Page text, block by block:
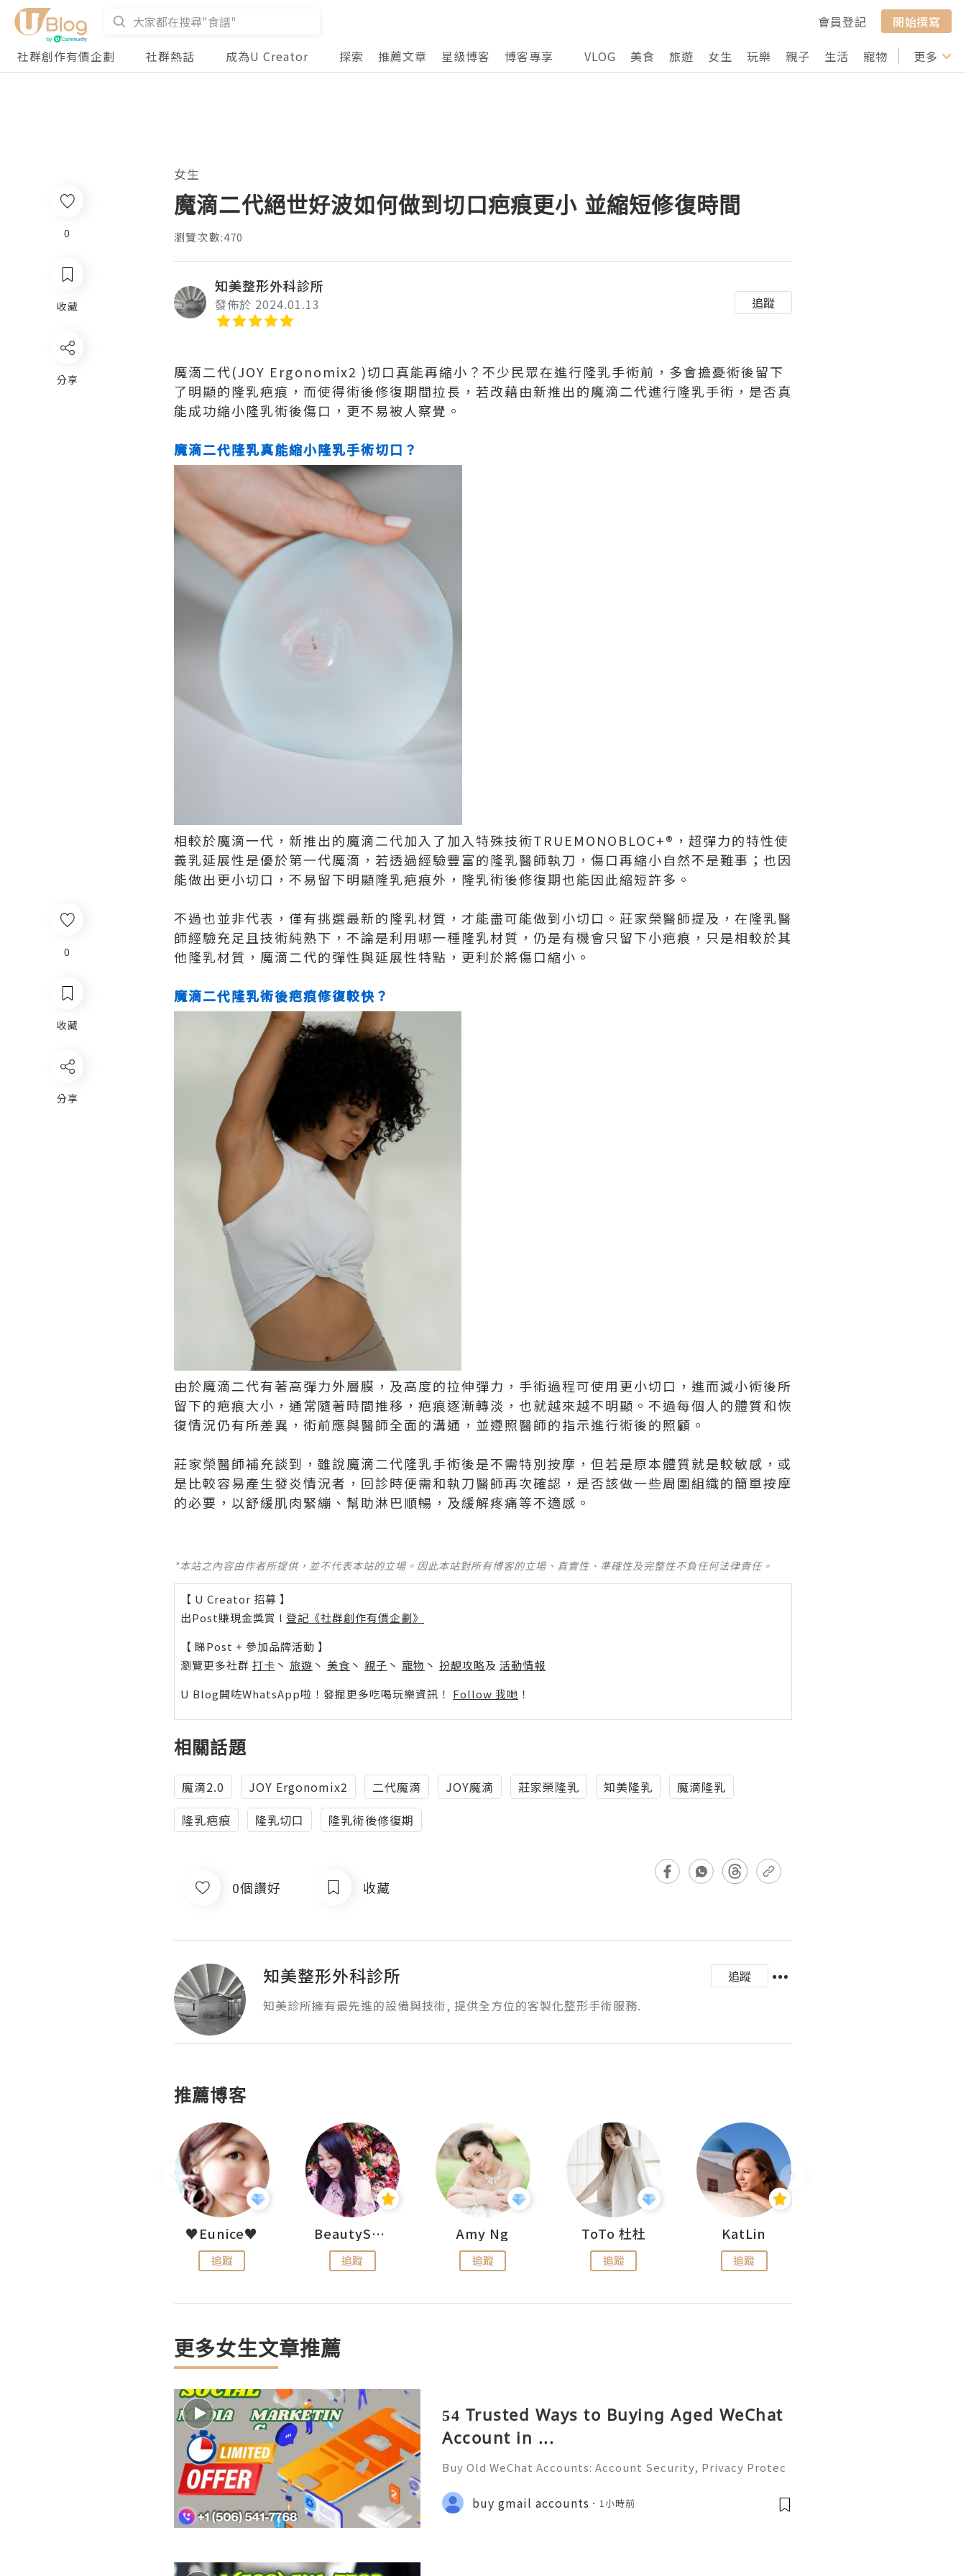
會員登記
開始撰寫
社群創作有價企劃
社群熱話 成為U Creator 探索 推薦文章 星級博客 博客專享 VLOG 美食 旅遊 女生 玩樂 親子 生活 寵物 行山 打卡
更多
0
收藏
分享
女生
魔滴二代絕世好波如何做到切口疤痕更小 並縮短修復時間
瀏覽次數:470
知美整形外科診所
發佈於 2024.01.13 追蹤
魔滴二代(JOY Ergonomix2 )切口真能再縮小？不少民眾在進行隆乳手術前，多會擔憂術後留下
了明顯的隆乳疤痕，而使得術後修復期間拉長，若改藉由新推出的魔滴二代進行隆乳手術，是否真
能成功縮小隆乳術後傷口，更不易被人察覺。
魔滴二代隆乳真能縮小隆乳手術切口？
相較於魔滴一代，新推出的魔滴二代加入了加入特殊技術TRUEMONOBLOC+®，超彈力的特性使
義乳延展性是優於第一代魔滴，若透過經驗豐富的隆乳醫師執刀，傷口再縮小自然不是難事；也因
能做出更小切口，不易留下明顯隆乳疤痕外，隆乳術後修復期也能因此縮短許多。
不過也並非代表，僅有挑選最新的隆乳材質，才能盡可能做到小切口。莊家榮醫師提及，在隆乳醫
師經驗充足且技術純熟下，不論是利用哪一種隆乳材質，仍是有機會只留下小疤痕，只是相較於其
他隆乳材質，魔滴二代的彈性與延展性特點，更利於將傷口縮小。
魔滴二代隆乳術後疤痕修復較快？
由於魔滴二代有著高彈力外層膜，及高度的拉伸彈力，手術過程可使用更小切口，進而減小術後所
留下的疤痕大小，通常隨著時間推移，疤痕逐漸轉淡，也就越來越不明顯。不過每個人的體質和恢
復情況仍有所差異，術前應與醫師全面的溝通，並遵照醫師的指示進行術後的照顧。
莊家榮醫師補充談到，雖說魔滴二代隆乳手術後是不需特別按摩，但若是原本體質就是較敏感，或
是比較容易產生發炎情況者，回診時便需和執刀醫師再次確認，是否該做一些周圍組織的簡單按摩
的必要，以舒緩肌肉緊繃、幫助淋巴順暢，及緩解疼痛等不適感。
*本站之內容由作者所提供，並不代表本站的立場。因此本站對所有博客的立場、真實性、準確性及完整性不負任何法律責任。
【 U Creator 招募 】
出Post賺現金獎賞 l 登記《社群創作有價企劃》
【 睇Post + 參加品牌活動 】
瀏覽更多社群 打卡 丶 旅遊 丶 美食 丶 親子 丶 寵物 丶 扮靚攻略及 活動情報
U Blog開咗WhatsApp啦！發掘更多吃喝玩樂資訊！ Follow 我哋 ！
相關話題
魔滴2.0 JOY Ergonomix2 二代魔滴 JOY魔滴 莊家榮隆乳 知美隆乳
魔滴隆乳
隆乳疤痕
隆乳切口 隆乳術後修復期
0個讚好 收藏
知美整形外科診所
追蹤
知美診所擁有最先進的設備與技術, 提供全方位的客製化整形手術服務.
推薦博客
♥Eunice♥
追蹤
BeautySearch
追蹤
Amy Ng
追蹤
ToTo 杜杜
追蹤
KatLin
追蹤
更多女生文章推薦
54 Trusted Ways to Buying Aged WeChat
Account in ...
Buy Old WeChat Accounts: Account Security, Privacy Protec
💲💫🌐✨💎Fast & Reliable 24/7 Customer Support 💫💎💲💫🌐
✨💎WhatsApp :+1 (506) 541-7768 💫💎💲💫🌐✨💎Tele
buy gmail accounts 1小時前
0
收藏
分享